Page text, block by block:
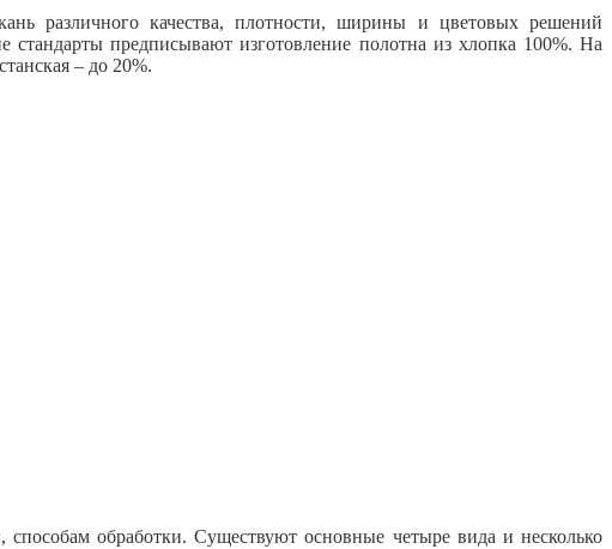
различного качества,плотности, ширины и цветовых решений
предписывают изготовление полотна из хлопка 100%. На
– до 20%.
обработки. Существуют основные четыре вида и несколько